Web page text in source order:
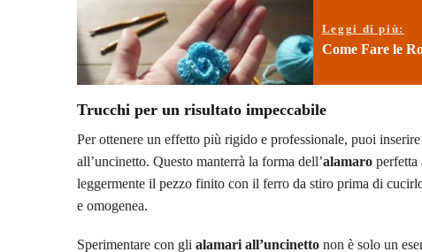
Leggi di più:
Come Fare le
Trucchi per un risultato impeccabile
Per ottenere un effetto più rigido e professionale, puoi
all’uncinetto. Questo manterrà la forma dell’alamaro
leggermente il pezzo finito con il ferro da stiro prima di
e omogenea.
Sperimentare con gli alamari all’uncinetto non è solo un